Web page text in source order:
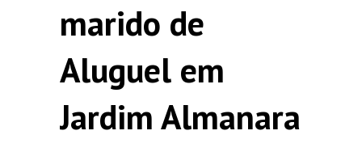
marido de
Aluguel em
Jardim Almanara